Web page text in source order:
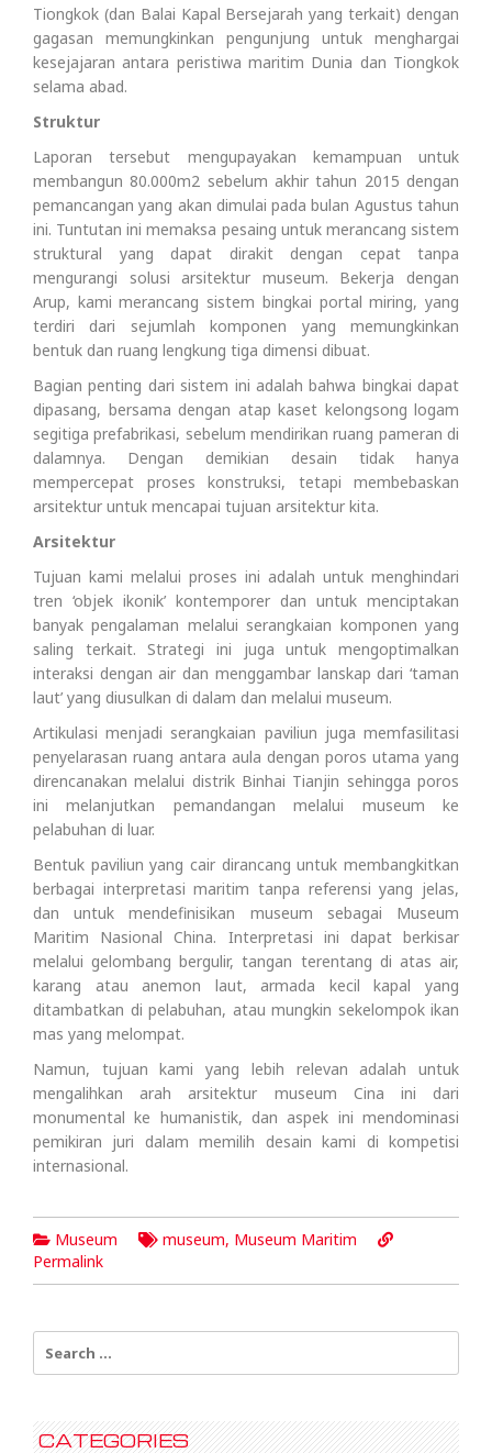
Tiongkok (dan Balai Kapal Bersejarah yang terkait) dengan
gagasan memungkinkan pengunjung untuk menghargai
kesejajaran antara peristiwa maritim Dunia dan Tiongkok
selama abad.
Struktur
Laporan tersebut mengupayakan kemampuan untuk
membangun 80.000m2 sebelum akhir tahun 2015 dengan
pemancangan yang akan dimulai pada bulan Agustus tahun
ini. Tuntutan ini memaksa pesaing untuk merancang sistem
struktural yang dapat dirakit dengan cepat tanpa
mengurangi solusi arsitektur museum. Bekerja dengan
Arup, kami merancang sistem bingkai portal miring, yang
terdiri dari sejumlah komponen yang memungkinkan
bentuk dan ruang lengkung tiga dimensi dibuat.
Bagian penting dari sistem ini adalah bahwa bingkai dapat
dipasang, bersama dengan atap kaset kelongsong logam
segitiga prefabrikasi, sebelum mendirikan ruang pameran di
dalamnya. Dengan demikian desain tidak hanya
mempercepat proses konstruksi, tetapi membebaskan
arsitektur untuk mencapai tujuan arsitektur kita.
Arsitektur
Tujuan kami melalui proses ini adalah untuk menghindari
tren ‘objek ikonik’ kontemporer dan untuk menciptakan
banyak pengalaman melalui serangkaian komponen yang
saling terkait. Strategi ini juga untuk mengoptimalkan
interaksi dengan air dan menggambar lanskap dari ‘taman
laut’ yang diusulkan di dalam dan melalui museum.
Artikulasi menjadi serangkaian paviliun juga memfasilitasi
penyelarasan ruang antara aula dengan poros utama yang
direncanakan melalui distrik Binhai Tianjin sehingga poros
ini melanjutkan pemandangan melalui museum ke
pelabuhan di luar.
Bentuk paviliun yang cair dirancang untuk membangkitkan
berbagai interpretasi maritim tanpa referensi yang jelas,
dan untuk mendefinisikan museum sebagai Museum
Maritim Nasional China. Interpretasi ini dapat berkisar
melalui gelombang bergulir, tangan terentang di atas air,
karang atau anemon laut, armada kecil kapal yang
ditambatkan di pelabuhan, atau mungkin sekelompok ikan
mas yang melompat.
Namun, tujuan kami yang lebih relevan adalah untuk
mengalihkan arah arsitektur museum Cina ini dari
monumental ke humanistik, dan aspek ini mendominasi
pemikiran juri dalam memilih desain kami di kompetisi
internasional.
Museum museum, Museum Maritim
Permalink
Search
for:
CATEGORIES